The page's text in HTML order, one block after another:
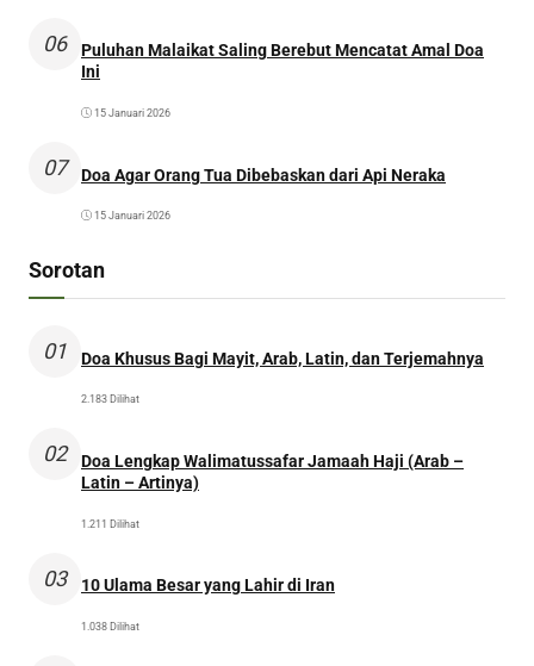
06
Puluhan Malaikat Saling Berebut Mencatat Amal Doa
Ini
15 Januari 2026
07 Doa Agar Orang Tua Dibebaskan dari Api Neraka
15 Januari 2026
Sorotan
01 Doa Khusus Bagi Mayit, Arab, Latin, dan Terjemahnya
2.183 Dilihat
02
Doa Lengkap Walimatussafar Jamaah Haji (Arab –
Latin – Artinya)
1.211 Dilihat
03 10 Ulama Besar yang Lahir di Iran
1.038 Dilihat